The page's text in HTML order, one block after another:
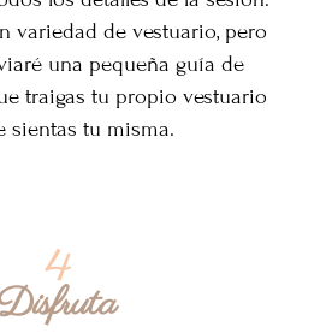
variedad de vestuario, pero
una pequeña guía de
traigas tu propio vestuario
sientas tu misma.
4